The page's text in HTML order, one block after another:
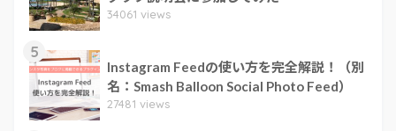
34061 views
5
Instagram Feedの使い方を完全解説！（別
名：Smash Balloon Social Photo Feed）
27481 views